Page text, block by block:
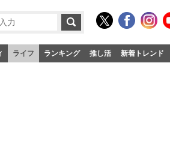
ライフ ランキング 推し活 新着トレンド